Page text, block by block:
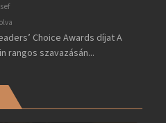
Choice Awards díjat A
rangos szavazásán...